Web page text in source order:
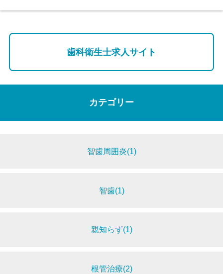
歯科衛生士求人サイト
カテゴリー
智歯周囲炎(1)
智歯(1)
親知らず(1)
根管治療(2)